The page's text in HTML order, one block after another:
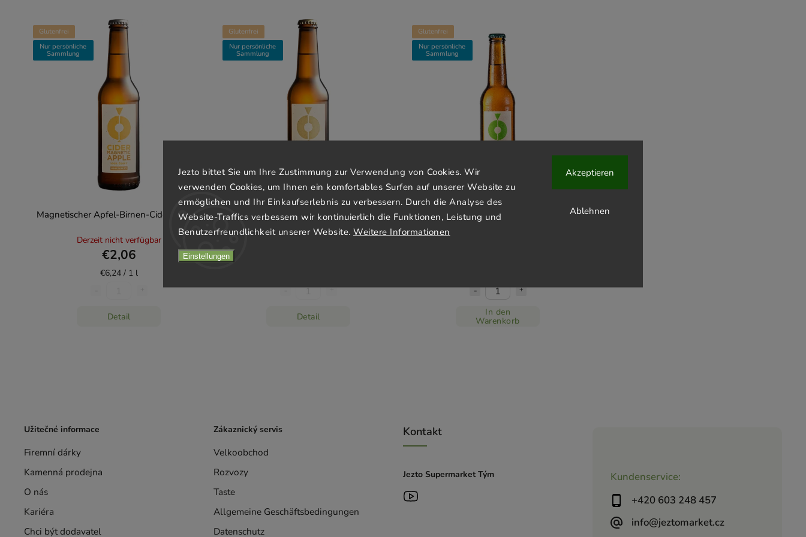
Jezto bittet Sie um Ihre Zustimmung zur Verwendung von Cookies. Wir
verwenden Cookies, um Ihnen ein komfortables Surfen auf unserer Website zu
ermöglichen und Ihr Einkaufserlebnis zu verbessern. Durch die Analyse des
Website-Traffics verbessern wir kontinuierlich die Funktionen, Leistung und
Benutzerfreundlichkeit unserer Website. Weitere Informationen
Einstellungen
Ablehnen
Akzeptieren
Glutenfrei
Nur persönliche
Sammlung
Magnetischer Apfel-Birnen-Cider 330 ml
Derzeit nicht verfügbar
€2,06
€6,24 / 1 l
Detail
Glutenfrei
Nur persönliche
Sammlung
Cider Magnetic Apple Premium 330ml
Detail
Glutenfrei
Nur persönliche
Sammlung
Cider Magnetic Apple Original 330ml
In den
Warenkorb
Kundenservice:
+420 603 248 457
info@jeztomarket.cz
Užitečné informace
Firemní dárky
Kamenná prodejna
O nás
Kariéra
Chci být dodavatel
Zákaznický servis
Velkoobchod
Rozvozy
Taste
Allgemeine Geschäftsbedingungen
Datenschutz
Kontakt
Jezto Supermarket Tým